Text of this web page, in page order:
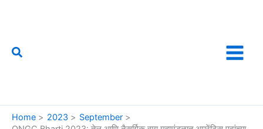
Search
Home 2023
September